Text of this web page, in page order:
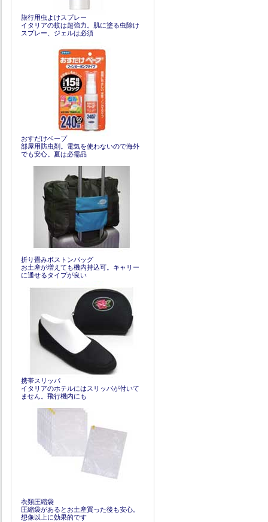
旅行用虫よけスプレー
イタリアの蚊は超強力。肌に塗る虫除け
スプレー、ジェルは必須
おすだけベープ
部屋用防虫剤。電気を使わないので海外
でも安心。夏は必需品
折り畳みボストンバッグ
お土産が増えても機内持込可。キャリー
に通せるタイプが良い
携帯スリッパ
イタリアのホテルにはスリッパが付いて
ません。飛行機内にも
衣類圧縮袋
圧縮袋があるとお土産買った後も安心。
想像以上に効果的です